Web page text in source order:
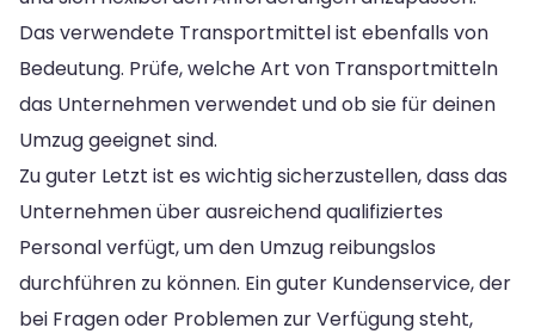
Das verwendete Transportmittel ist ebenfalls von
Bedeutung. Prüfe, welche Art von Transportmitteln
das Unternehmen verwendet und ob sie für deinen
Umzug geeignet sind.
Zu guter Letzt ist es wichtig sicherzustellen, dass das
Unternehmen über ausreichend qualifiziertes
Personal verfügt, um den Umzug reibungslos
durchführen zu können. Ein guter Kundenservice, der
bei Fragen oder Problemen zur Verfügung steht,